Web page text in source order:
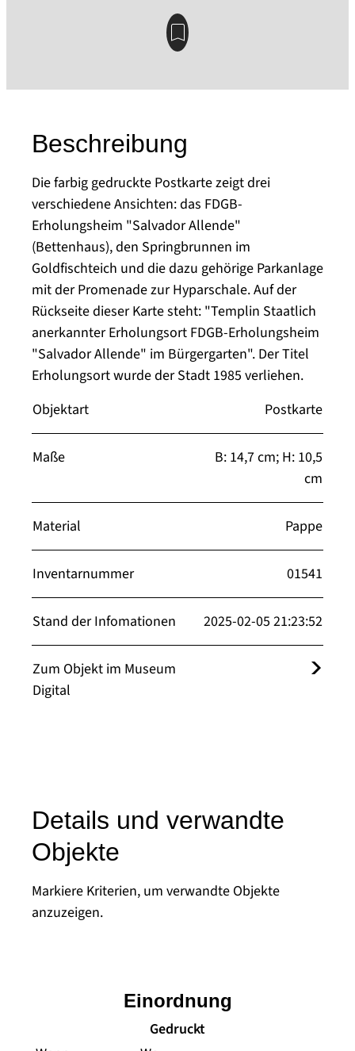
Beschreibung
Die farbig gedruckte Postkarte zeigt drei
verschiedene Ansichten: das FDGB-
Erholungsheim "Salvador Allende"
(Bettenhaus), den Springbrunnen im
Goldfischteich und die dazu gehörige Parkanlage
mit der Promenade zur Hyparschale. Auf der
Rückseite dieser Karte steht: "Templin Staatlich
anerkannter Erholungsort FDGB-Erholungsheim
"Salvador Allende" im Bürgergarten". Der Titel
Erholungsort wurde der Stadt 1985 verliehen.
Objektart
Postkarte
Maße
B: 14,7 cm; H: 10,5
cm
Material Pappe
Inventarnummer 01541
Stand der Infomationen 2025-02-05 21:23:52
Zum Objekt im Museum
Digital
Details und verwandte
Objekte
Markiere Kriterien, um verwandte Objekte
anzuzeigen.
Gedruckt
Einordnung